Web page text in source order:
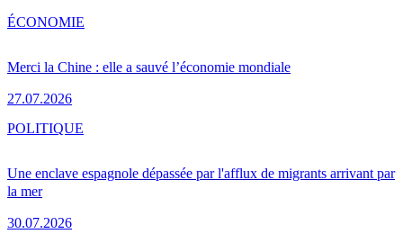
Merci la Chine : elle a sauvé l’économie mondiale
27.07.2026
ÉCONOMIE
Une enclave espagnole dépassée par l'afflux de migrants arrivant par
la mer
30.07.2026
POLITIQUE